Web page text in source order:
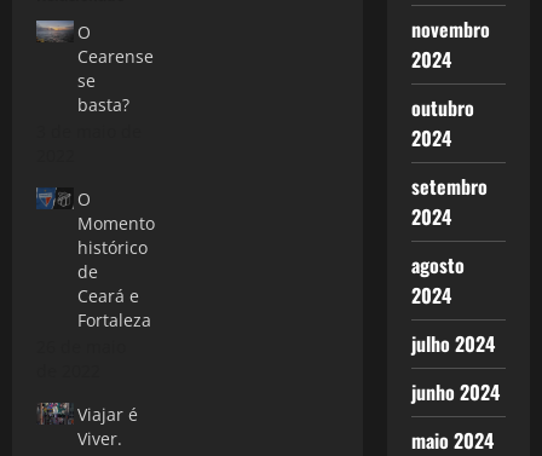
O
Cearense
se
basta?
O
Momento
histórico
de
Ceará e
Fortaleza
Viajar é
Viver.
novembro
2024
outubro
2024
setembro
2024
agosto
2024
julho 2024
junho 2024
maio 2024